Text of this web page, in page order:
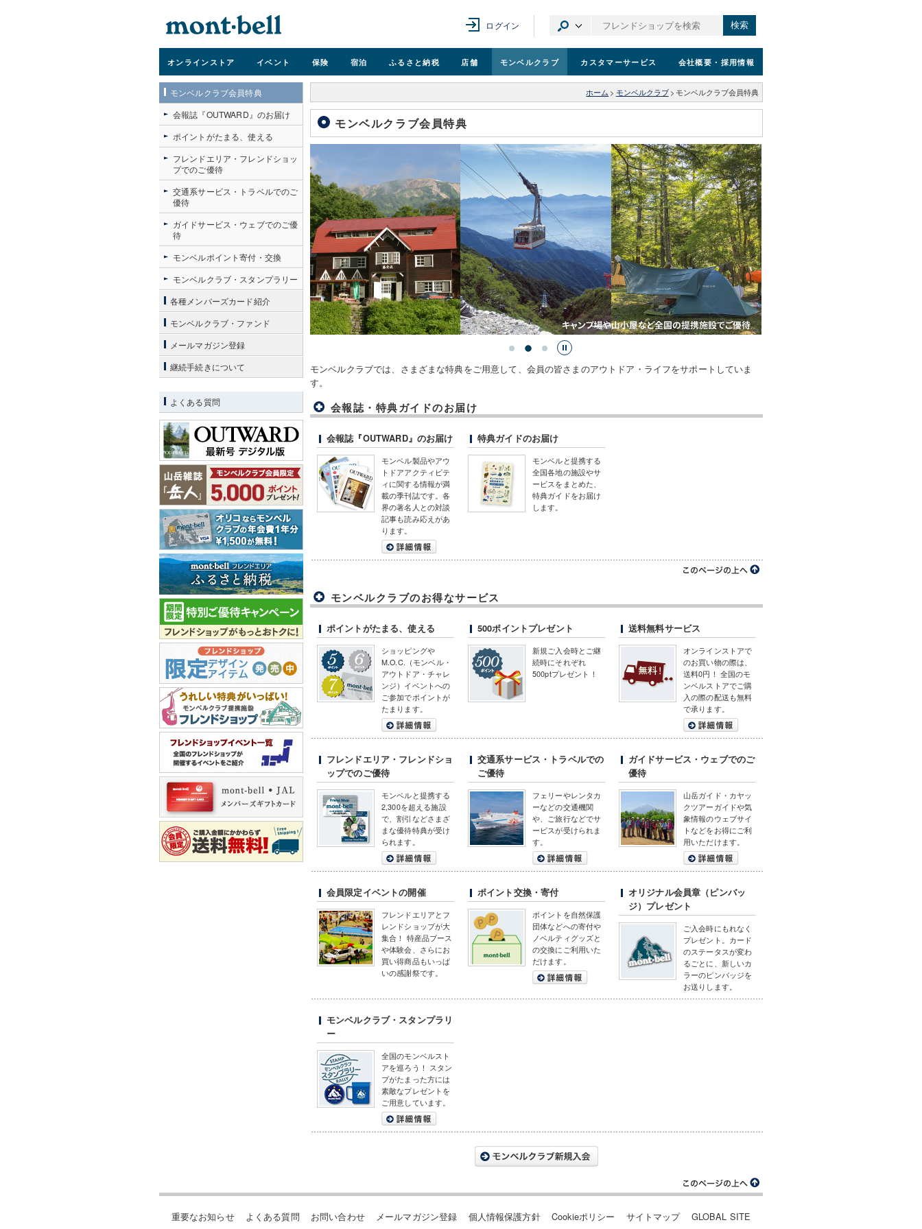
ログイン 検索
オンラインストア イベント 保険 宿泊 ふるさと納税 店舗 モンベルクラブ カスタマーサービス 会社概要 ・採用情報
ホーム > モンベルクラブ > モンベルクラブ会員特典
モンベルクラブ会員特典
モンベルクラブでは、さまざまな特典をご用意して、会員の皆さまのアウトドア・ライフをサポートしていま
す。
会報誌・特典ガイドのお届け
会報誌『OUTWARD』のお届け
モンベル製品やアウ
トドアアクティビテ
ィに関する情報が満
載の季刊誌です。各
界の著名人との対談
記事も読み応えがあ
ります。
特典ガイドのお届け
モンベルと提携する
全国各地の施設やサ
ービスをまとめた、
特典ガイドをお届け
します。
モンベルクラブのお得なサービス
ポイントがたまる、使える
ショッピングや
M.O.C.（モンベル・
アウトドア・チャレ
ンジ）イベントへの
ご参加でポイントが
たまります。
500ポイントプレゼント
新規ご入会時とご継
続時にそれぞれ
500ptプレゼント！
送料無料サービス
オンラインストアで
のお買い物の際は、
送料0円！ 全国のモ
ンベルストアでご購
入の際の配送も無料
で承ります。
フレンドエリア・フレンドショ
ップでのご優待
モンベルと提携する
2,300を超える施設
で、割引などさまざ
まな優待特典が受け
られます。
交通系サービス・トラベルでの
ご優待
フェリーやレンタカ
ーなどの交通機関
や、ご旅行などでサ
ービスが受けられま
す。
ガイドサービス・ウェブでのご
優待
山岳ガイド・カヤッ
クツアーガイドや気
象情報のウェブサイ
トなどをお得にご利
用いただけます。
会員限定イベントの開催
フレンドエリアとフ
レンドショップが大
集合！ 特産品ブース
や体験会、さらにお
買い得商品もいっぱ
いの感謝祭です。
ポイント交換・寄付
ポイントを自然保護
団体などへの寄付や
ノベルティグッズと
の交換にご利用いた
だけます。
オリジナル会員章（ピンバッ
ジ）プレゼント
ご入会時にもれなく
プレゼント。カード
のステータスが変わ
るごとに、新しいカ
ラーのピンバッジを
お送りします。
モンベルクラブ・スタンプラリ
ー
全国のモンベルスト
アを巡ろう！ スタン
プがたまった方には
素敵なプレゼントを
ご用意しています。
モンベルクラブ会員特典
会報誌『OUTWARD』のお届け
ポイントがたまる、使える
フレンドエリア・フレンドショッ
プでのご優待
交通系サービス・トラベルでのご
優待
ガイドサービス・ウェブでのご優
待
モンベルポイント寄付・交換
モンベルクラブ・スタンプラリー
各種メンバーズカード紹介
モンベルクラブ・ファンド
メールマガジン登録
継続手続きについて
よくある質問
重要なお知らせ よくある質問 お問い合わせ メールマガジン登録 個人情報保護方針 Cookieポリシー サイトマップ GLOBAL SITE